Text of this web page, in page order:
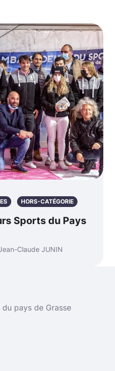
HORS-CATÉGORIE
Sports du Pays
Claude JUNIN
pays de Grasse